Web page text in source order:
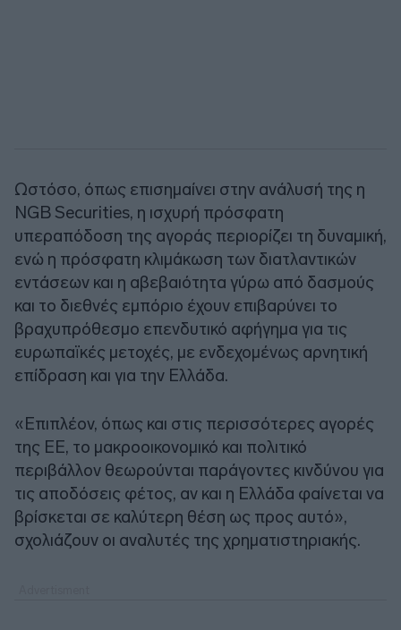
Ωστόσο, όπως επισημαίνει στην ανάλυσή της η
NGB Securities, η ισχυρή πρόσφατη
υπεραπόδοση της αγοράς περιορίζει τη δυναμική,
ενώ η πρόσφατη κλιμάκωση των διατλαντικών
εντάσεων και η αβεβαιότητα γύρω από δασμούς
και το διεθνές εμπόριο έχουν επιβαρύνει το
βραχυπρόθεσμο επενδυτικό αφήγημα για τις
ευρωπαϊκές μετοχές, με ενδεχομένως αρνητική
επίδραση και για την Ελλάδα.
«Επιπλέον, όπως και στις περισσότερες αγορές
της ΕΕ, το μακροοικονομικό και πολιτικό
περιβάλλον θεωρούνται παράγοντες κινδύνου για
τις αποδόσεις φέτος, αν και η Ελλάδα φαίνεται να
βρίσκεται σε καλύτερη θέση ως προς αυτό»,
σχολιάζουν οι αναλυτές της χρηματιστηριακής.